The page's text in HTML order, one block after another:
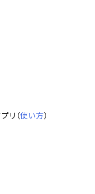
リ（使い方）